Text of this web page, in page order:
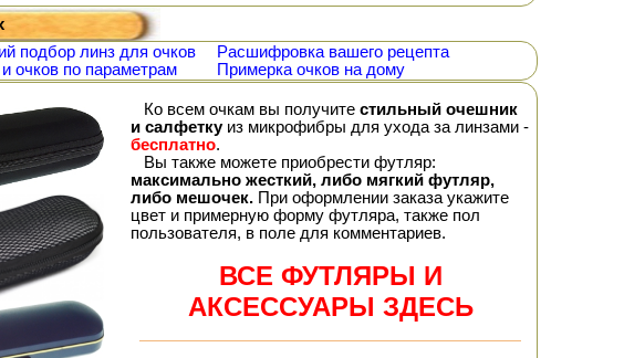
подбор линз для очков
Расшифровка вашего рецепта
очков по параметрам Примерка очков на дому
Ко всем очкам вы получите стильный очешник
и салфеткуиз микрофибры для ухода за линзами -
бесплатно.
Вы также можете приобрести футляр:
максимально жесткий, либо мягкий футляр,
либо мешочек. При оформлении заказа укажите
цвет и примерную форму футляра, также пол
пользователя, в поле для комментариев.
ВСЕ ФУТЛЯРЫ И
АКСЕССУАРЫ ЗДЕСЬ